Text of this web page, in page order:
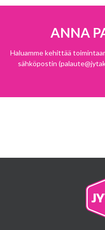
ANNA
Haluamme kehittää
sähköpostin